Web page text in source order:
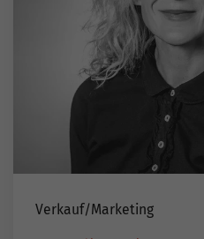
Verkauf​/​Marketing